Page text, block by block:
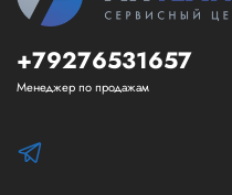
+79276531657
Менеджер по продажам